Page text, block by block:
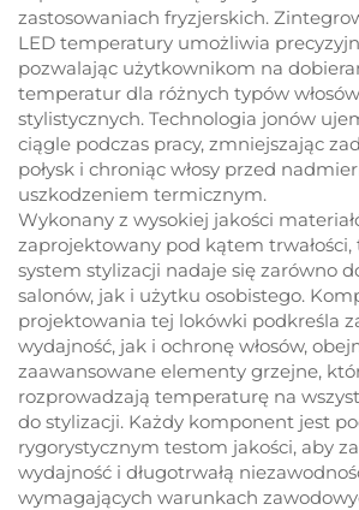
zastosowaniach fryzjerskich.
LED temperatury umożliwia
pozwalając użytkownikom na
temperatur dla różnych typów
stylistycznych. Technologia jonów
ciągle podczas pracy, zmniejszając
połysk i chroniąc włosy przed
uszkodzeniem termicznym.
Wykonany z wysokiej jakości
zaprojektowany pod kątem
system stylizacji nadaje się zarówno
salonów, jak i użytku osobistego.
projektowania tej lokówki podkreśla
wydajność, jak i ochronę włosów,
zaawansowane elementy grzejne,
rozprowadzają temperaturę na
do stylizacji. Każdy komponent jest
rygorystycznym testom jakości, aby
wydajność i długotrwałą
wymagających warunkach